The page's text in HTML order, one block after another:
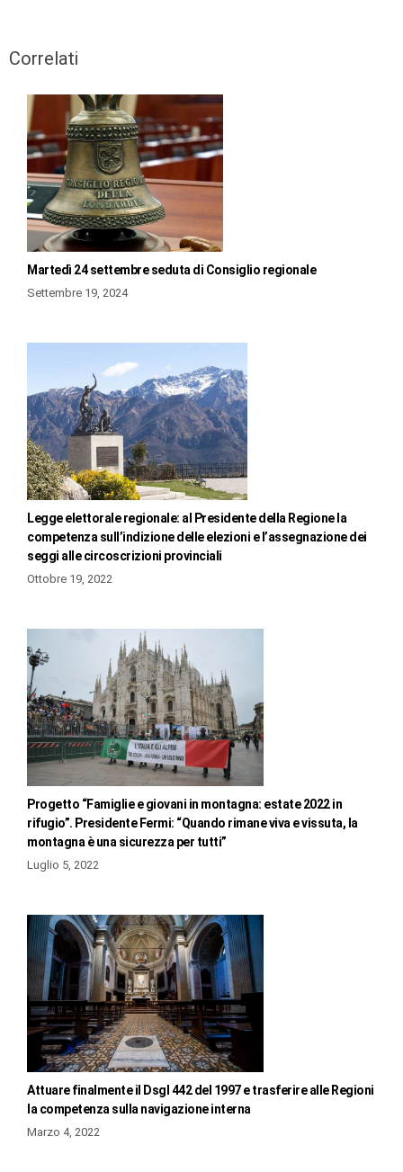
Correlati
Martedì 24 settembre seduta di Consiglio regionale
Settembre 19, 2024
Legge elettorale regionale: al Presidente della Regione la
competenza sull’indizione delle elezioni e l’assegnazione dei
seggi alle circoscrizioni provinciali
Ottobre 19, 2022
Progetto “Famiglie e giovani in montagna: estate 2022 in
rifugio”. Presidente Fermi: “Quando rimane viva e vissuta, la
montagna è una sicurezza per tutti”
Luglio 5, 2022
Attuare finalmente il Dsgl 442 del 1997 e trasferire alle Regioni
la competenza sulla navigazione interna
Marzo 4, 2022